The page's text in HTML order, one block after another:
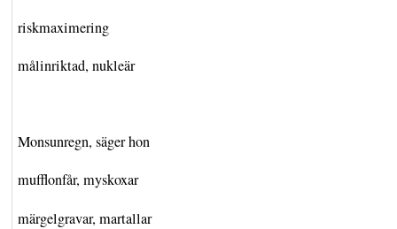
riskmaximering
målinriktad, nukleär
Monsunregn, säger hon
mufflonfår, myskoxar
märgelgravar, martallar